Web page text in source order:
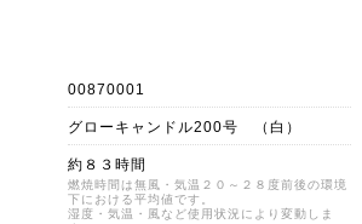
00870001
グローキャンドル200号 （白）
約８３時間
燃焼時間は無風・気温２０～２８度前後の環境
下における平均値です。
湿度・気温・風など使用状況により変動しま